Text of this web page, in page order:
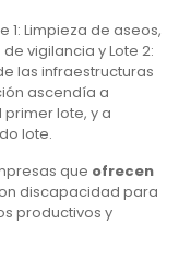
1: Limpieza de aseos,
vigilancia y Lote 2:
las infraestructuras
ascendía a
primer lote, y a
lote.
que ofrecen
discapacidad para
productivos y